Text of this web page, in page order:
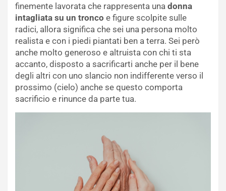
finemente lavorata che rappresenta una donna
intagliata su un tronco e figure scolpite sulle
radici, allora significa che sei una persona molto
realista e con i piedi piantati ben a terra. Sei però
anche molto generoso e altruista con chi ti sta
accanto, disposto a sacrificarti anche per il bene
degli altri con uno slancio non indifferente verso il
prossimo (cielo) anche se questo comporta
sacrificio e rinunce da parte tua.